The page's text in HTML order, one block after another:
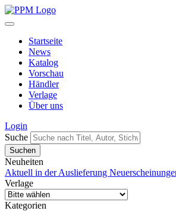
Startseite
News
Katalog
Vorschau
Händler
Verlage
Über uns
Login
Suche
Neuheiten
Aktuell in der Auslieferung
Verlage
Kategorien